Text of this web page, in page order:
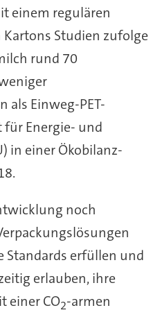
einem regulären
Studien zufolge
rund 70
als Einweg-PET-
für Energie- und
in einer Ökobilanz-
noch
Standards erfüllen und
erlauben, ihre
einer CO2-armen